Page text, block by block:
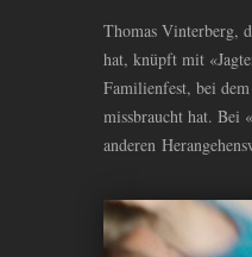
Thomas Vinterberg,
hat, knüpft mit
Familienfest, bei
missbraucht hat. Bei
anderen